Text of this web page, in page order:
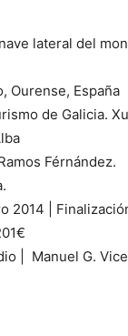
lateral del
Ourense, España
de Galicia.
Férnández.
2014 |
| Manuel G.